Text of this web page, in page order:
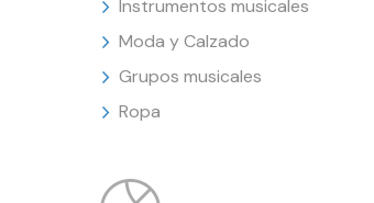
Instrumentos musicales
Moda y Calzado
Grupos musicales
Ropa